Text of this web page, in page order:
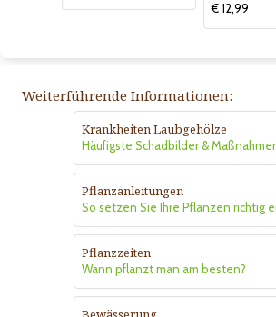
€ 12,99
Weiterführende Informationen:
Krankheiten Laubgehölze
Häufigste Schadbilder &
Pflanzanleitungen
So setzen Sie Ihre Pflanzen richtig
Pflanzzeiten
Wann pflanzt man am besten?